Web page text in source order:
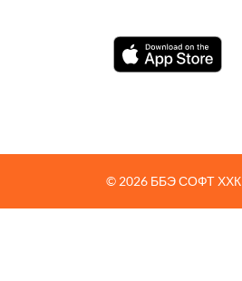
© 2026 ББЭ СОФТ ХХК